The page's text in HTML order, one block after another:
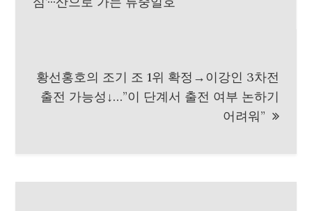
황선홍호의 조기 조 1위 확정→이강인 3차전
출전 가능성↓…”이 단계서 출전 여부 논하기
어려워”